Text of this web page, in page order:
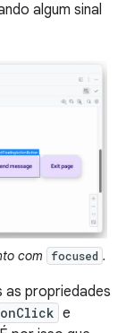
algum sinal
com focused .
propriedades
onClick e